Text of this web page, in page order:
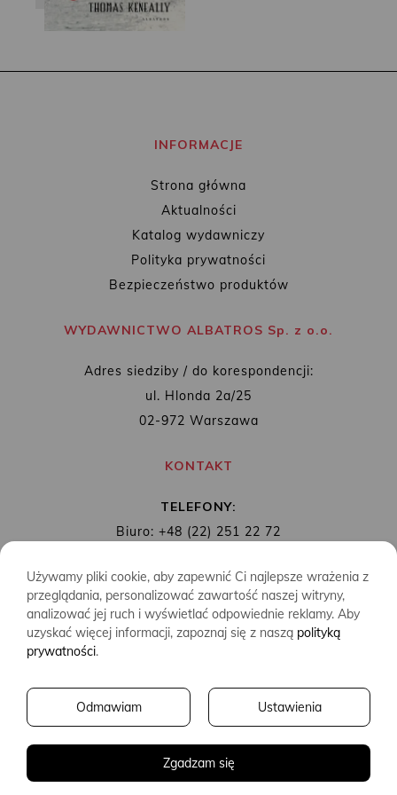
INFORMACJE
Strona główna
Aktualności
Katalog wydawniczy
Polityka prywatności
Bezpieczeństwo produktów
WYDAWNICTWO ALBATROS Sp. z o.o.
Adres siedziby / do korespondencji:
ul. Hlonda 2a/25
02-972 Warszawa
KONTAKT
TELEFONY:
Biuro: +48 (22) 251 22 72
MAIL: biuro@wydawnictwoalbatros.com
COPYRIGHTS
WYDAWNICTWO ALBATROS
CREATED BY2SIDES.PL
Używamy pliki cookie, aby zapewnić Ci najlepsze wrażenia z
przeglądania, personalizować zawartość naszej witryny,
analizować jej ruch i wyświetlać odpowiednie reklamy. Aby
uzyskać więcej informacji, zapoznaj się z naszą polityką
prywatności.
Zgadzam się
Ustawienia
Odmawiam